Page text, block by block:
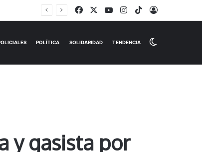
FacebookYouTubeInstagram
TikTokIniciar
y gasista por